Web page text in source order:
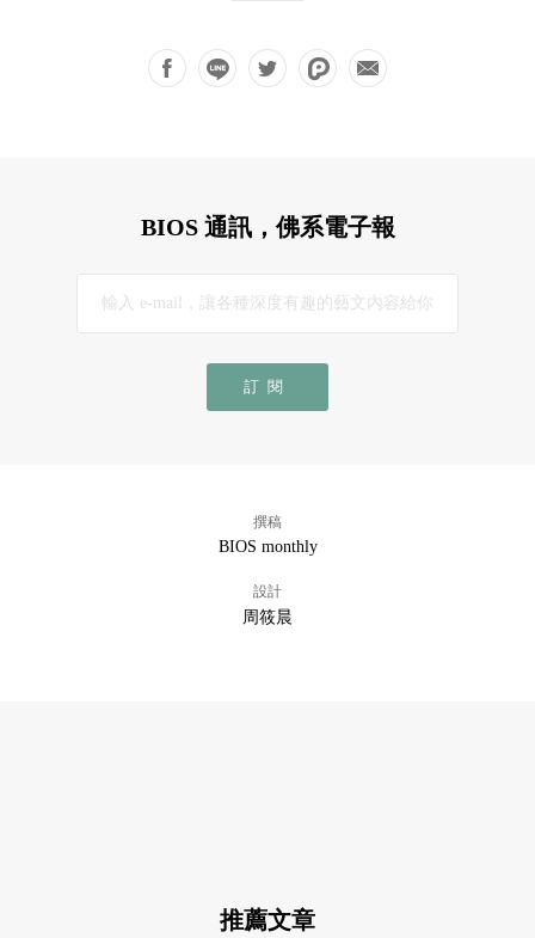
BIOS 通訊，佛系電子報
訂閱
撰稿
BIOS monthly
設計
周筱晨
推薦文章